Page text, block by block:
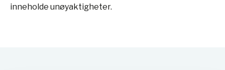
inneholde unøyaktigheter.